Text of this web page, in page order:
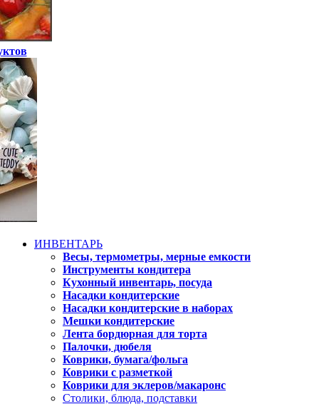
ИНВЕНТАРЬ
Весы, термометры, мерные емкости
Инструменты кондитера
Кухонный инвентарь, посуда
Насадки кондитерские
Насадки кондитерские в наборах
Мешки кондитерские
Лента бордюрная для торта
Палочки, дюбеля
Коврики, бумага/фольга
Коврики с разметкой
Коврики для эклеров/макаронс
Столики, блюда, подставки